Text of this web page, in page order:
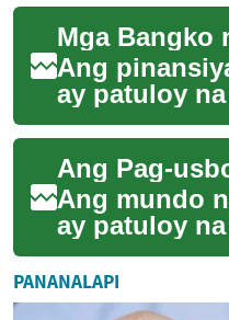
ang kable ng
alternatibo
Ang
ay patuloy
bilis na hindi
nakikita
mga
Ang mundo
ay patuloy
sa gitna ng
isang bagong
lumilitaw na
PANANALAPI